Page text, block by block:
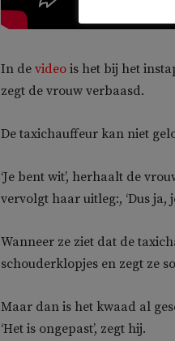
In de video is het bij het
zegt de vrouw verbaasd.
De taxichauffeur kan niet
‘Je bent wit’, herhaalt de
vervolgt haar uitleg:, ‘Dus ja,
Wanneer ze ziet dat de
schouderklopjes en zegt ze
Maar dan is het kwaad al
‘Het is ongepast’, zegt hij.